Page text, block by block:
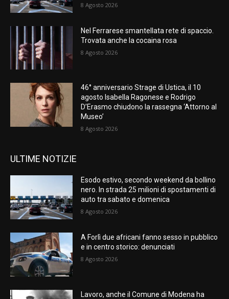
8 Agosto 2026
Nel Ferrarese smantellata rete di spaccio.
Trovata anche la cocaina rosa
8 Agosto 2026
46° anniversario Strage di Ustica, il 10
agosto Isabella Ragonese e Rodrigo
D’Erasmo chiudono la rassegna ‘Attorno al
Museo’
8 Agosto 2026
ULTIME NOTIZIE
Esodo estivo, secondo weekend da bollino
nero. In strada 25 milioni di spostamenti di
auto tra sabato e domenica
8 Agosto 2026
A Forlì due africani fanno sesso in pubblico
e in centro storico: denunciati
8 Agosto 2026
Lavoro, anche il Comune di Modena ha